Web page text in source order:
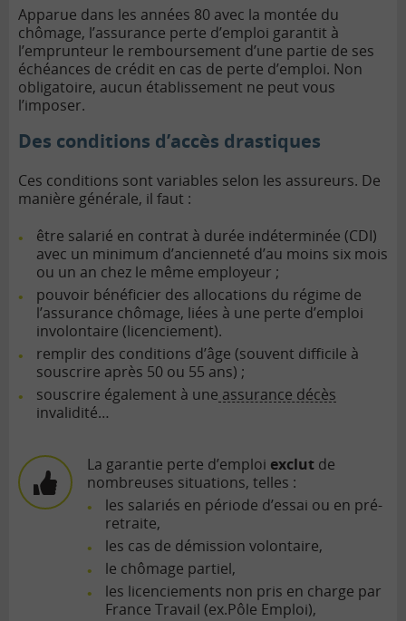
Apparue dans les années 80 avec la montée du
chômage, l’assurance perte d’emploi garantit à
l’emprunteur le remboursement d’une partie de ses
échéances de crédit en cas de perte d’emploi. Non
obligatoire, aucun établissement ne peut vous
l’imposer.
Des conditions d’accès drastiques
Ces conditions sont variables selon les assureurs. De
manière générale, il faut :
être salarié en contrat à durée indéterminée (CDI)
avec un minimum d’ancienneté d’au moins six mois
ou un an chez le même employeur ;
pouvoir bénéficier des allocations du régime de
l’assurance chômage, liées à une perte d’emploi
involontaire (licenciement).
remplir des conditions d’âge (souvent difficile à
souscrire après 50 ou 55 ans) ;
souscrire également à une assurance décès
invalidité…
La garantie perte d’emploi exclut de
nombreuses situations, telles :
les salariés en période d’essai ou en pré-
retraite,
les cas de démission volontaire,
le chômage partiel,
les licenciements non pris en charge par
France Travail (ex.Pôle Emploi),